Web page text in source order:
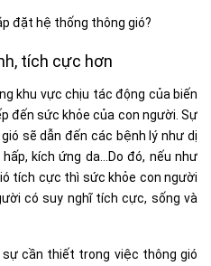
đặt hệ thống thông gió?
tích cực hơn
khu vực chịu tác động của biến
đến sức khỏe của con người. Sự
sẽ dẫn đến các bệnh lý như dị
kích ứng da…Do đó, nếu như
tích cực thì sức khỏe con người
có suy nghĩ tích cực, sống và
cần thiết trong việc thông gió